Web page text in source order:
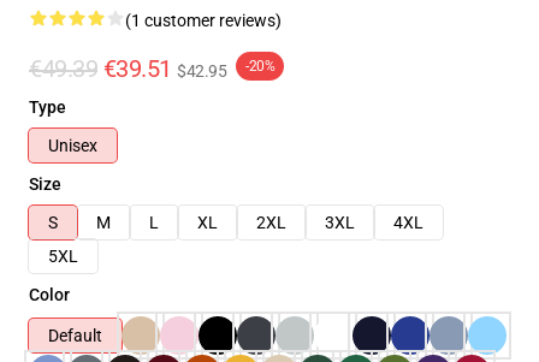
(1 customer reviews)
€49.39 €39.51 $42.95 -20%
Type
Unisex
Size
S
M L XL 2XL 3XL
4XL
5XL
Color
Default